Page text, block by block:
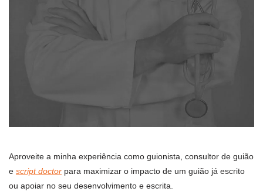
Aproveite a minha experiência como guionista, consultor de guião
e script doctor para maximizar o impacto de um guião já escrito
ou apoiar no seu desenvolvimento e escrita.